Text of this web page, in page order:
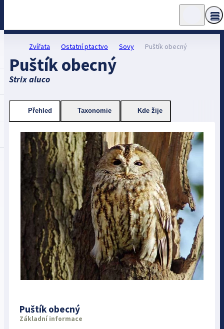
Zvířata Ostatní ptactvo Sovy Puštík obecný
Puštík obecný
Strix aluco
Přehled Taxonomie Kde žije
Puštík obecný
Základní informace